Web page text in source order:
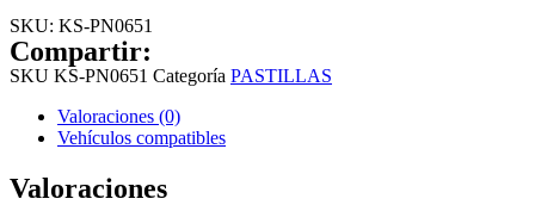
SKU: KS-PN0651
Compartir:
SKU KS-PN0651 Categoría PASTILLAS
Valoraciones (0)
Vehículos compatibles
Valoraciones